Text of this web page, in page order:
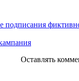
подписания
Оставлять